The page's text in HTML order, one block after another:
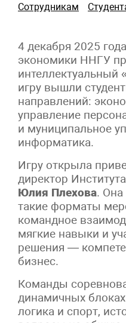
Сотрудникам
4 декабря 2025
экономики ННГУ
игру вышли
направлений:
управление
и муниципальное
информатика.
Игру открыла
директор
Юлия Плехова. Она
такие форматы
командное
мягкие навыки и
решения —
бизнес.
Команды
динамичных
логика и спорт,